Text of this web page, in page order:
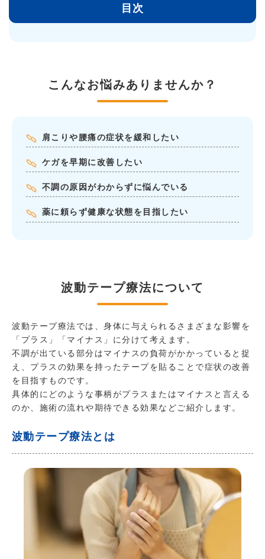
目次
こんなお悩みありませんか？
肩こりや腰痛の症状を緩和したい
ケガを早期に改善したい
不調の原因がわからずに悩んでいる
薬に頼らず健康な状態を目指したい
波動テープ療法について
波動テープ療法では、身体に与えられるさまざまな影響を
「プラス」「マイナス」に分けて考えます。
不調が出ている部分はマイナスの負荷がかかっていると捉
え、プラスの効果を持ったテープを貼ることで症状の改善
を目指すものです。
具体的にどのような事柄がプラスまたはマイナスと言える
のか、施術の流れや期待できる効果などご紹介します。
波動テープ療法とは